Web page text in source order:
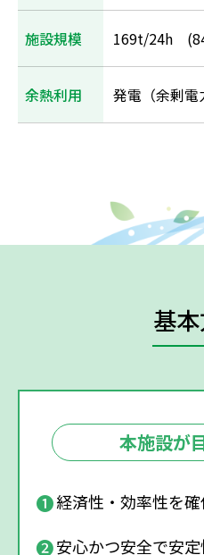
施設規模 169t/24h
余熱利用 発電（余剰電
基
本施設が
❶経済性・効率性を
❷安心かつ安全で安